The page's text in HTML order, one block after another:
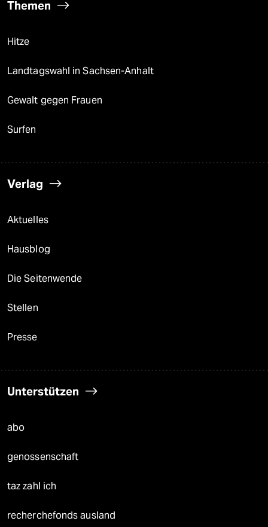
Themen
Hitze
Landtagswahl in Sachsen-Anhalt
Gewalt gegen Frauen
Surfen
Verlag
Aktuelles
Hausblog
Die Seitenwende
Stellen
Presse
Unterstützen
abo
genossenschaft
taz zahl ich
recherchefonds ausland